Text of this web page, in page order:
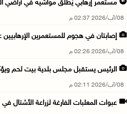
مستعمر إرهابي يُطلق مواشيه في أراضي
08/آب/2026 02:37 م
إصابتان في هجوم للمستعمرين
08/آب/2026 02:26 م
الرئيس يستقبل مجلس بلدية بيت لحم
08/آب/2026 02:11 م
عبوات المعلبات الفارغة لزراعة الأشتال